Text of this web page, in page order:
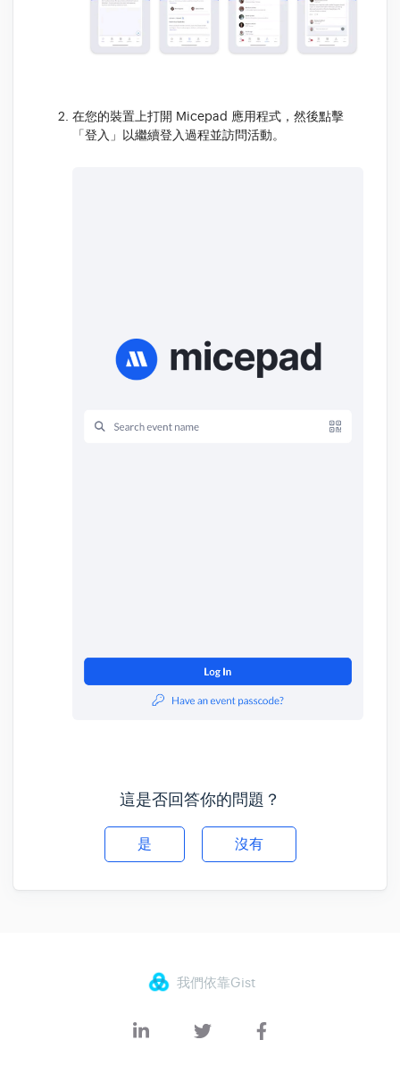
在您的裝置上打開 Micepad 應用程式，然後點擊
「登入」以繼續登入過程並訪問活動。
這是否回答你的問題？
是 沒有
我們依靠Gist